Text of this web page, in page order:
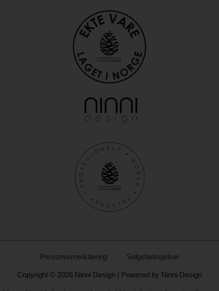
Personvernerklæring Salgsbetingelser
Copyright © 2026 Ninni Design | Powered by Ninni Design